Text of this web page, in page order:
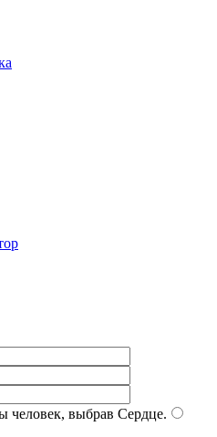
человек, выбрав Сердце.